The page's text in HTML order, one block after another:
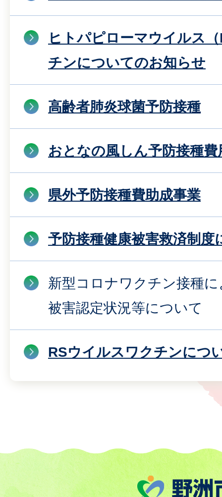
ヒトパピローマウイルス
チンについてのお知らせ
高齢者肺炎球菌予防接種
おとなの風しん予防接種費
県外予防接種費助成事業
予防接種健康被害救済制度
新型コロナワクチン接種
被害認定状況等について
RSウイルスワクチンにつ